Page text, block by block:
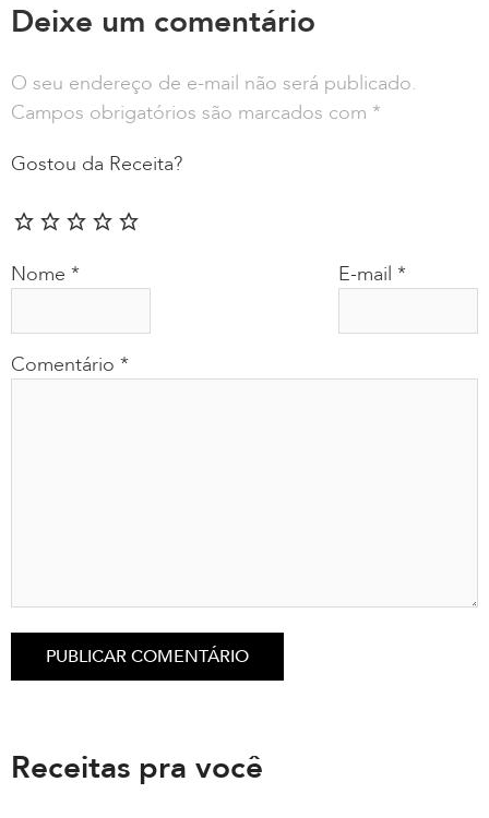
Deixe um comentário
O seu endereço de e-mail não será publicado.
Campos obrigatórios são marcados com *
Gostou da Receita?
Comentário *
Nome * E-mail *
Receitas pra você